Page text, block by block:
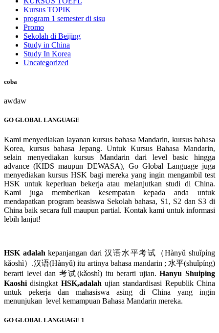
Kursus TOPIK
program 1 semester di sisu
Promo
Sekolah di Beijing
Study in China
Study In Korea
Uncategorized
coba
awdaw
GO GLOBAL LANGUAGE
Kami menyediakan layanan kursus bahasa Mandarin, kursus bahasa
Korea, kursus bahasa Jepang. Untuk Kursus Bahasa Mandarin,
selain menyediakan kursus Mandarin dari level basic hingga
advance (KIDS maupun DEWASA), Go Global Language juga
menyediakan kursus HSK bagi mereka yang ingin mengambil test
HSK untuk keperluan bekerja atau melanjutkan studi di China.
Kami juga memberikan kesempatan kepada anda untuk
mendapatkan program beasiswa Sekolah bahasa, S1, S2 dan S3 di
China baik secara full maupun partial. Kontak kami untuk informasi
lebih lanjut!
HSK adalah kepanjangan dari 汉语水平考试（Hànyǔ shuǐpíng
kǎoshì）.汉语(Hànyǔ) itu artinya bahasa mandarin ; 水平(shuǐpíng)
berarti level dan 考试(kǎoshì) itu berarti ujian.Hanyu Shuiping
Kaoshi disingkat HSK,adalah ujian standardisasi Republik China
untuk pekerja dan mahasiswa asing di China yang ingin
menunjukan level kemampuan Bahasa Mandarin mereka.
GO GLOBAL LANGUAGE 1